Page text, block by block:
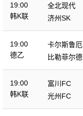
19:00
韩K联
全北现代
济州SK
19:00
德乙
卡尔斯鲁厄
比勒菲尔德
19:00
韩K联
富川FC
光州FC